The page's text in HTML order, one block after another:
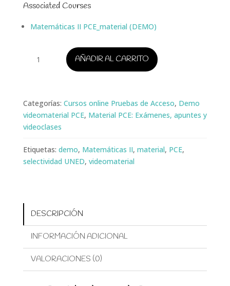
Associated Courses
Matemáticas II PCE_material (DEMO)
Matemáticas
cantidad
AÑADIR AL CARRITO
Categorías: Cursos online Pruebas de Acceso, Demo
videomaterial PCE, Material PCE: Exámenes, apuntes y
videoclases
Etiquetas: demo, Matemáticas II, material, PCE,
selectividad UNED, videomaterial
DESCRIPCIÓN
INFORMACIÓN ADICIONAL
VALORACIONES (0)